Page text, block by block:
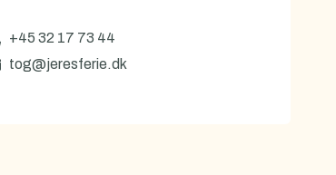
+45 32 17 73 44
tog@jeresferie.dk